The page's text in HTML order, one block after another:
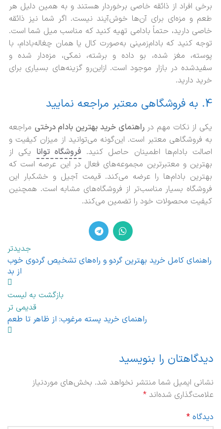
برخی افراد از ذائقه خاصی برخوردار هستند و به همین دلیل هر
طعم و مزه‌ای برای آن‌ها خوش‌آیند نیست. اگر شما نیز ذائقه
خاصی دارید، حتماً بادامی تهیه کنید که مناسب میل شما است.
توجه کنید که بادام‌زمینی به‌صورت کال یا همان چغاله‌بادام، با
پوسته، مغز شده، بو داده و برشته، نمکی، مزه‌دار شده و
سفیدشده در بازار موجود است. ازاین‌رو گزینه‌های بسیاری برای
خرید دارید.
4. به فروشگاهی معتبر مراجعه نمایید
یکی از نکات مهم درراهنمای خرید بهترین بادام درختی مراجعه
به فروشگاهی معتبر است. این‌گونه می‌توانید از میزان کیفیت و
اصالت بادام‌ها اطمینان حاصل کنید. فروشگاه توانا یکی از
بهترین و معتبرترین مجموعه‌های فعال در این عرصه است که
بهترین بادام‌ها را عرضه می‌کند. قیمت آجیل و خشکبار این
فروشگاه بسیار مناسب‌تر از فروشگاه‌های مشابه است. همچنین
کیفیت محصولات خود را تضمین می‌کند.
جدیدتر
راهنمای کامل خرید بهترین گردو و راه‌های تشخیص گردوی خوب
از بد
بازگشت به لیست
قدیمی تر
راهنمای خرید پسته مرغوب: از ظاهر تا طعم
دیدگاهتان را بنویسید
نشانی ایمیل شما منتشر نخواهد شد. بخش‌های موردنیاز
علامت‌گذاری شده‌اند *
دیدگاه *